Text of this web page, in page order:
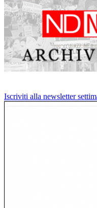
Iscriviti alla newsletter